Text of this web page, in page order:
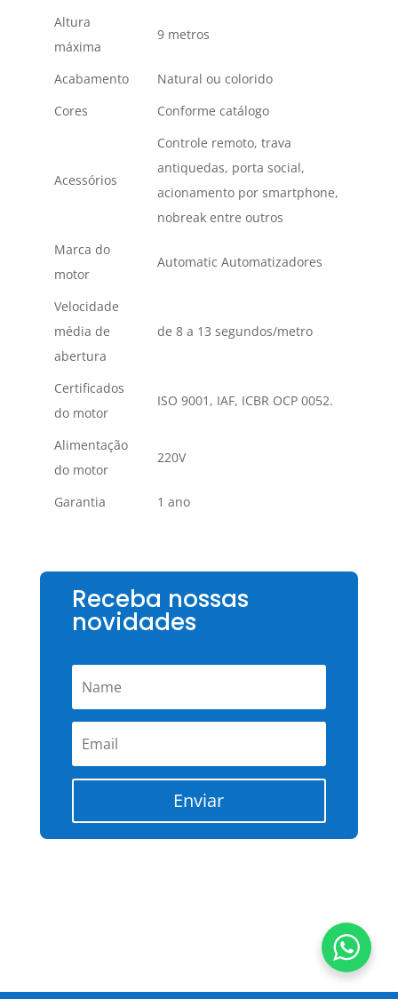
Altura
máxima
9 metros
Acabamento
Natural ou colorido
Cores
Conforme catálogo
Acessórios
Controle remoto, trava
antiquedas, porta social,
acionamento por smartphone,
nobreak entre outros
Marca do
motor
Automatic Automatizadores
Velocidade
média de
abertura
de 8 a 13 segundos/metro
Certificados
do motor
ISO 9001, IAF, ICBR OCP 0052.
Alimentação
do motor
220V
Garantia 1 ano
Receba nossas
novidades
Enviar